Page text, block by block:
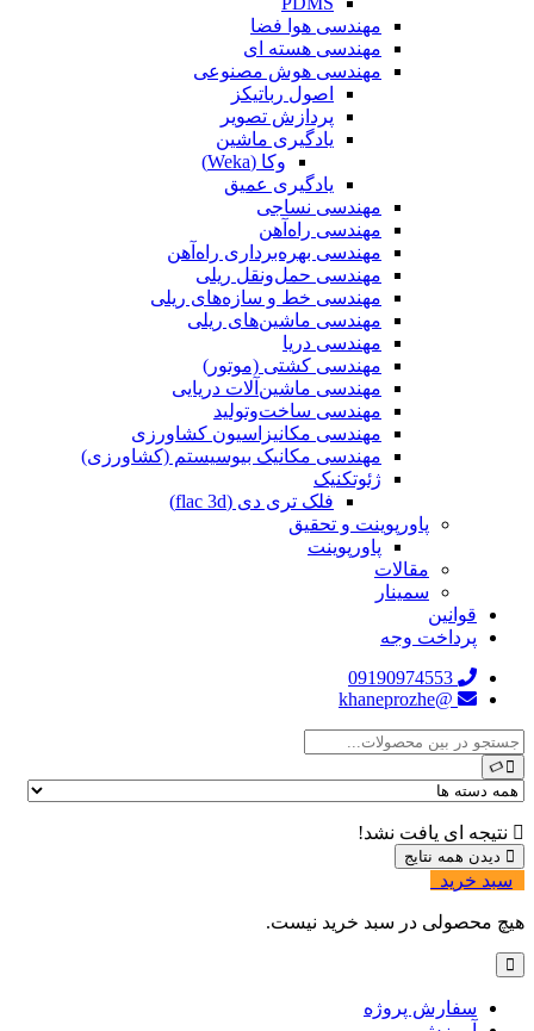
مهندسی هوا فضا
مهندسی هسته ای
مهندسی هوش مصنوعی
اصول رباتیکز
پردازش تصویر
یادگیری ماشین
وکا (Weka)
یادگیری عمیق
مهندسی نساجی
مهندسی راه‌آهن
مهندسی بهره‌برداری راه‌آهن
مهندسی حمل‌ونقل ریلی
مهندسی خط و سازه‌های ریلی
مهندسی ماشین‌های ریلی
مهندسی دریا
مهندسی کشتی (موتور)
مهندسی ماشین‌آلات دریایی
مهندسی ساخت‌وتولید
مهندسی مکانیزاسیون کشاورزی
مهندسی مکانیک بیوسیستم (کشاورزی)
ژئوتکنیک
فلک تری دی (flac 3d)
پاورپوینت و تحقیق
پاورپوینت
مقالات
سمینار
قوانین
پرداخت وجه
09190974553
@khaneprozhe
نتیجه ای یافت نشد!
سبد خرید
هیچ محصولی در سبد خرید نیست.
سفارش پروژه